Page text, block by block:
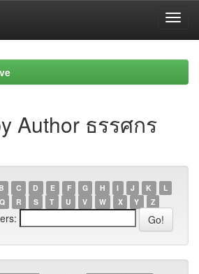
Author ธรรศกร
B C D E F G H I J K
L
Q R S T U V W X Y Z